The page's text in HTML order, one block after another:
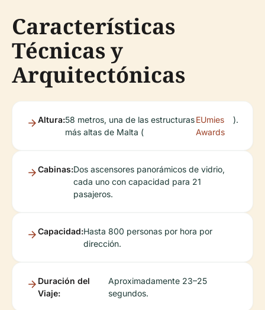
Características
Técnicas y
Arquitectónicas
Altura:58 metros, una de las estructuras
más altas de Malta (
EUmies
Awards
).
Cabinas:Dos ascensores panorámicos de vidrio,
cada uno con capacidad para 21
pasajeros.
Capacidad:Hasta 800 personas por hora por
dirección.
Duración del
Viaje:
Aproximadamente 23–25
segundos.